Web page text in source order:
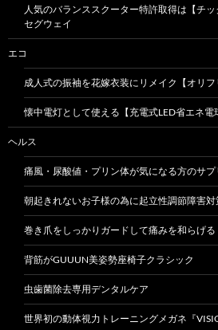
人気のバランススクーター特許取得は【チ
セグウェイ
エコ
成人式の振袖を花嫁衣装にリメイク【オリフ
懐中電灯として使える【充電式LED省エネ電
ヘルス
痛風・尿酸値・プリン体が気になる方のサプ
朝起きれないお子様の為に起立性調節障害対
巻き爪をしっかりガードして痛みを和らげる
背筋がGUUUN美姿勢座椅子クラシック
虫歯菌除去専用デンタルケア
世界初の動体視力トレーニングメガネ『